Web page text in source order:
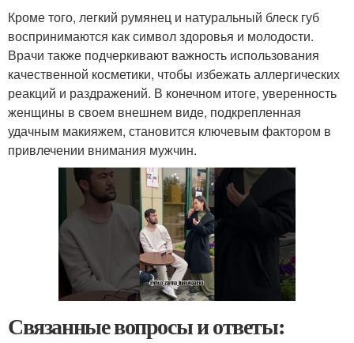
Кроме того, легкий румянец и натуральный блеск губ
воспринимаются как символ здоровья и молодости.
Врачи также подчеркивают важность использования
качественной косметики, чтобы избежать аллергических
реакций и раздражений. В конечном итоге, уверенность
женщины в своем внешнем виде, подкрепленная
удачным макияжем, становится ключевым фактором в
привлечении внимания мужчин.
Связанные вопросы и ответы: